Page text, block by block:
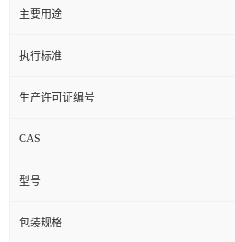
主要用途
执行标准
生产许可证编号
CAS
型号
包装规格